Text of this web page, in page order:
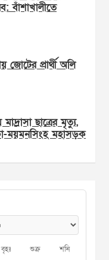
বাঁশাখালীতে
জোটের প্রার্থী অলি
ছাত্রের মৃত্যু,
ময়মনসিংহ মহাসড়ক
বৃহঃ শুক্র শনি